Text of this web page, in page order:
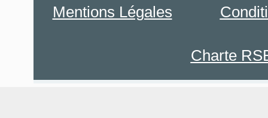
Mentions Légales
Charte